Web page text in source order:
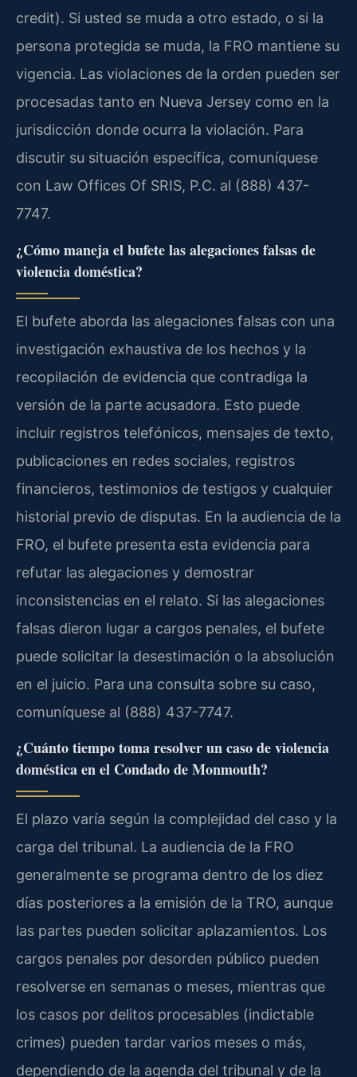
credit). Si usted se muda a otro estado, o si la
persona protegida se muda, la FRO mantiene su
vigencia. Las violaciones de la orden pueden ser
procesadas tanto en Nueva Jersey como en la
jurisdicción donde ocurra la violación. Para
discutir su situación específica, comuníquese
con Law Offices Of SRIS, P.C. al (888) 437-
7747.
¿Cómo maneja el bufete las alegaciones falsas de
violencia doméstica?
El bufete aborda las alegaciones falsas con una
investigación exhaustiva de los hechos y la
recopilación de evidencia que contradiga la
versión de la parte acusadora. Esto puede
incluir registros telefónicos, mensajes de texto,
publicaciones en redes sociales, registros
financieros, testimonios de testigos y cualquier
historial previo de disputas. En la audiencia de la
FRO, el bufete presenta esta evidencia para
refutar las alegaciones y demostrar
inconsistencias en el relato. Si las alegaciones
falsas dieron lugar a cargos penales, el bufete
puede solicitar la desestimación o la absolución
en el juicio. Para una consulta sobre su caso,
comuníquese al (888) 437-7747.
¿Cuánto tiempo toma resolver un caso de violencia
doméstica en el Condado de Monmouth?
El plazo varía según la complejidad del caso y la
carga del tribunal. La audiencia de la FRO
generalmente se programa dentro de los diez
días posteriores a la emisión de la TRO, aunque
las partes pueden solicitar aplazamientos. Los
cargos penales por desorden público pueden
resolverse en semanas o meses, mientras que
los casos por delitos procesables (indictable
crimes) pueden tardar varios meses o más,
dependiendo de la agenda del tribunal y de la